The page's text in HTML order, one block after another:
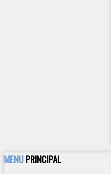
MENUPRINCIPAL